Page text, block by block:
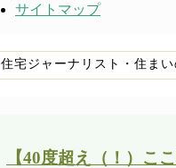
サイトマップ
住宅ジャーナリスト・住ま
【40度超え（！）こ